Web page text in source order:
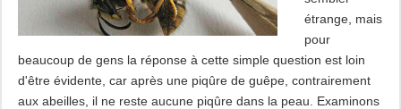
étrange, mais
pour
beaucoup de gens la réponse à cette simple question est loin
d'être évidente, car après une piqûre de guêpe, contrairement
aux abeilles, il ne reste aucune piqûre dans la peau. Examinons